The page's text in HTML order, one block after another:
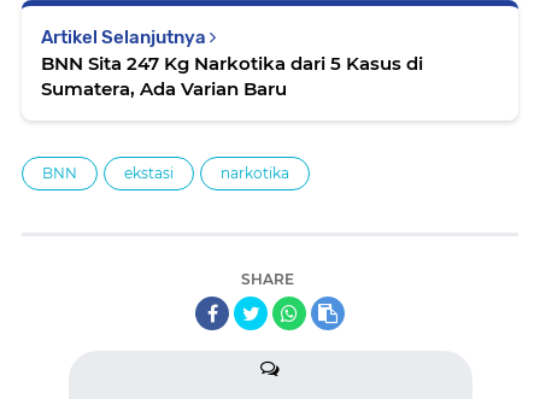
Artikel Selanjutnya
BNN Sita 247 Kg Narkotika dari 5 Kasus di
Sumatera, Ada Varian Baru
BNN ekstasi narkotika
SHARE